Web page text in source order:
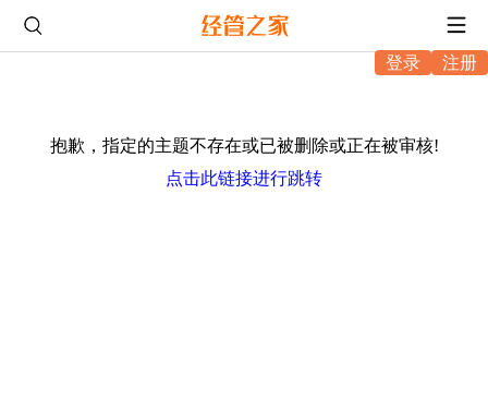
登录 注册
抱歉，指定的主题不存在或已被删除或正在被审核!
点击此链接进行跳转